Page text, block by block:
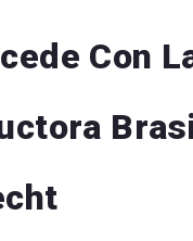
Con